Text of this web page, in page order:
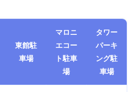
東館駐
車場
マロニ
エコー
ト駐車
場
タワー
パーキ
ング駐
車場